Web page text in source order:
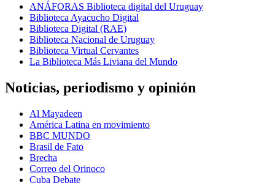
ANÁFORAS Biblioteca digital del Uruguay
Biblioteca Ayacucho Digital
Biblioteca Digital (RAE)
Biblioteca Nacional de Uruguay
Biblioteca Virtual Cervantes
La Biblioteca Más Liviana del Mundo
Noticias, periodismo y opinión
Al Mayadeen
América Latina en movimiento
BBC MUNDO
Brasil de Fato
Brecha
Correo del Orinoco
Cuba Debate